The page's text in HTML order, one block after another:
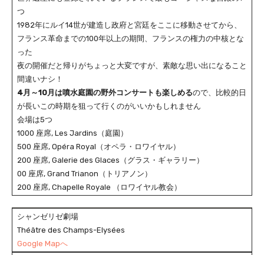
つ
1982年にルイ14世が建造し政府と宮廷をここに移動させてから、
フランス革命までの100年以上の期間、フランスの権力の中核とな
った
夜の開催だと帰りがちょっと大変ですが、素敵な思い出になること
間違いナシ！
4月～10月は噴水庭園の野外コンサートも楽しめるので、比較的日
が長いこの時期を狙って行くのがいいかもしれません
会場は5つ
1000 座席, Les Jardins（庭園）
500 座席, Opéra Royal（オペラ・ロワイヤル）
200 座席, Galerie des Glaces（グラス・ギャラリー）
00 座席, Grand Trianon（トリアノン）
200 座席, Chapelle Royale （ロワイヤル教会）
シャンゼリゼ劇場
Théâtre des Champs-Elysées
Google Mapへ